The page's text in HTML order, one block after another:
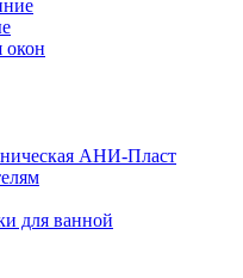
окон
АНИ-Пласт
для ванной